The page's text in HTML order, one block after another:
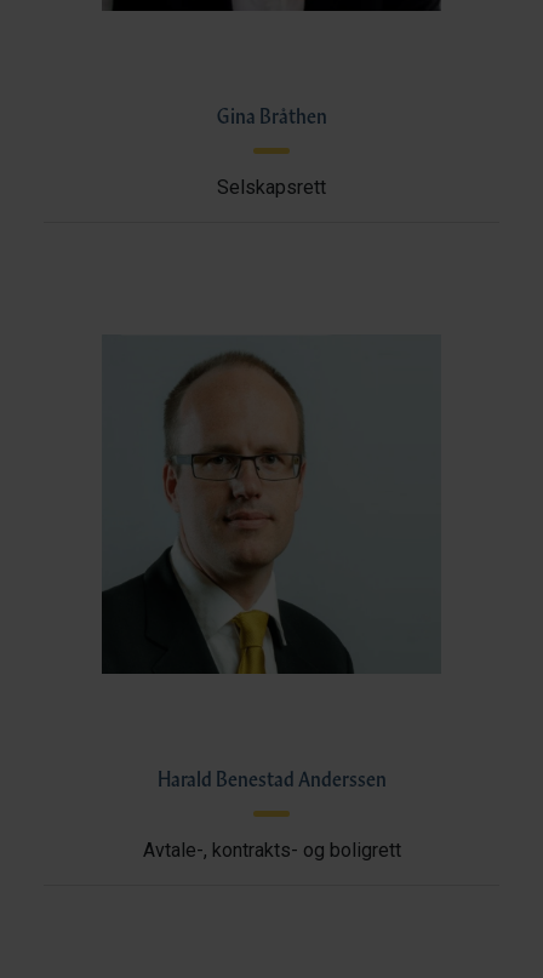
Gina Bråthen
Selskapsrett
Harald Benestad Anderssen
Avtale-, kontrakts- og boligrett